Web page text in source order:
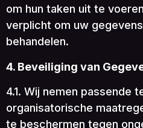
om hun taken uit te
verplicht om uw
behandelen.
4. Beveiliging van
4.1. Wij nemen passende
organisatorische
te beschermen tegen